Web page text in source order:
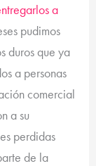
a
pudimos
duros que ya
a personas
comercial
a su
perdidas
de la